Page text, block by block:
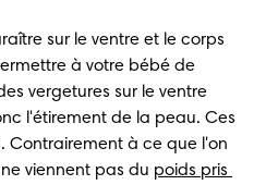
sur le ventre et le corps
à votre bébé de
vergetures sur le ventre
l'étirement de la peau. Ces
Contrairement à ce que l'on
viennent pas du poids pris